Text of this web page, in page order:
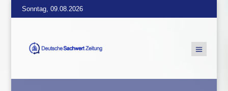
Sonntag, 09.08.2026